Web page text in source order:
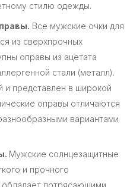
стилю одежды.
Все мужские очки для
из сверхпрочных
оправы из ацетата
стали (металл).
и представлен в широкой
оправы отличаются
вариантами
Мужские солнцезащитные
и прочного